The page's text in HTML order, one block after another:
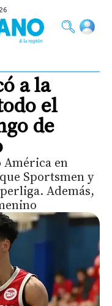
a la
el
de
América en
Sportsmen y
Además,